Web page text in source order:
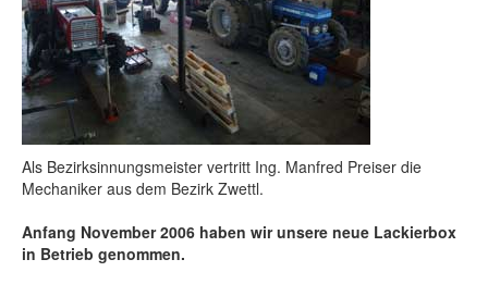
Als Bezirksinnungsmeister vertritt Ing. Manfred Preiser die
Mechaniker aus dem Bezirk Zwettl.
Anfang November 2006 haben wir unsere neue Lackierbox
in Betrieb genommen.